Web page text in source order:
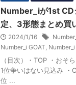
Number_iが1st CD
定、3形態まとめ買
2024/1/16
Number_i GOAT,
（目次）・TOP ・おそ
1位争いはない見込み
位 ...